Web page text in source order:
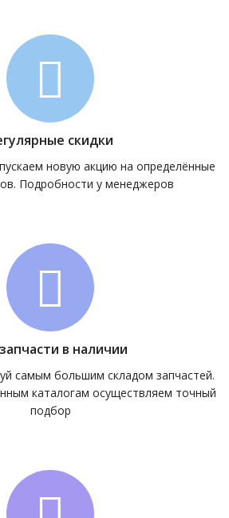
скидки
новую акцию на определённые
Подробности у менеджеров
в наличии
самым большим складом запчастей.
каталогам осуществляем точный
подбор